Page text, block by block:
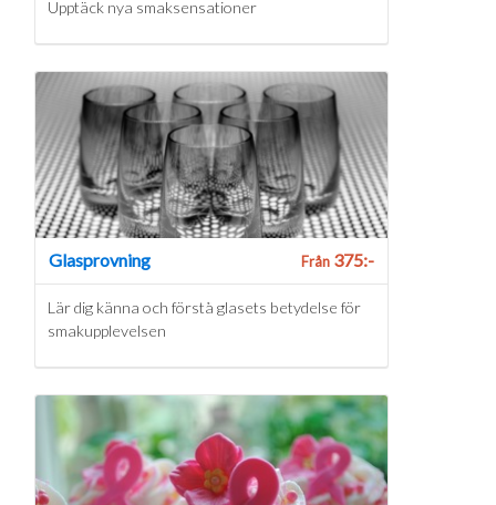
Upptäck nya smaksensationer
Glasprovning Från375:-
Lär dig känna och förstå glasets betydelse för
smakupplevelsen